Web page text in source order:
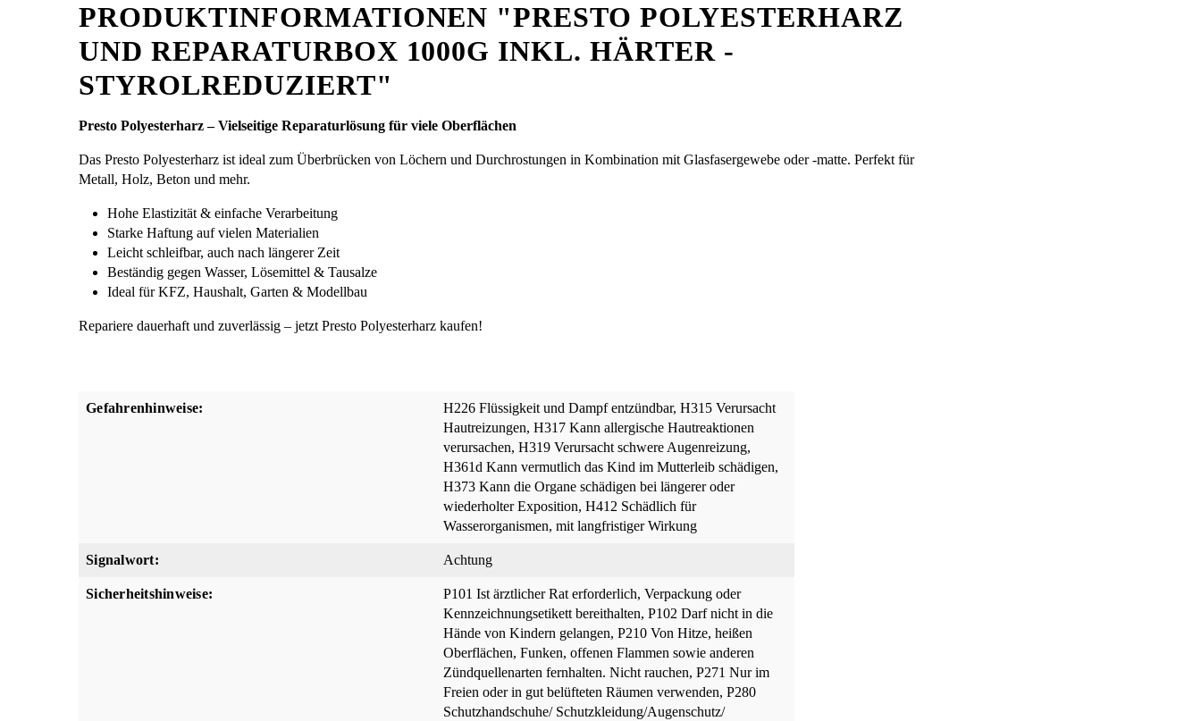
PRODUKTINFORMATIONEN "PRESTO POLYESTERHARZ
UND REPARATURBOX 1000G INKL. HÄRTER -
STYROLREDUZIERT"
Presto Polyesterharz – Vielseitige Reparaturlösung für viele Oberflächen
Das Presto Polyesterharz ist ideal zum Überbrücken von Löchern und Durchrostungen in Kombination mit Glasfasergewebe oder -matte. Perfekt für
Metall, Holz, Beton und mehr.
Hohe Elastizität & einfache Verarbeitung
Starke Haftung auf vielen Materialien
Leicht schleifbar, auch nach längerer Zeit
Beständig gegen Wasser, Lösemittel & Tausalze
Ideal für KFZ, Haushalt, Garten & Modellbau
Repariere dauerhaft und zuverlässig – jetzt Presto Polyesterharz kaufen!
Gefahrenhinweise: H226 Flüssigkeit und Dampf entzündbar, H315 Verursacht
Hautreizungen, H317 Kann allergische Hautreaktionen
verursachen, H319 Verursacht schwere Augenreizung,
H361d Kann vermutlich das Kind im Mutterleib schädigen,
H373 Kann die Organe schädigen bei längerer oder
wiederholter Exposition, H412 Schädlich für
Wasserorganismen, mit langfristiger Wirkung
Signalwort: Achtung
Sicherheitshinweise:
P101 Ist ärztlicher Rat erforderlich, Verpackung oder
Kennzeichnungsetikett bereithalten, P102 Darf nicht in die
Hände von Kindern gelangen, P210 Von Hitze, heißen
Oberflächen, Funken, offenen Flammen sowie anderen
Zündquellenarten fernhalten. Nicht rauchen, P271 Nur im
Freien oder in gut belüfteten Räumen verwenden, P280
Schutzhandschuhe/ Schutzkleidung/Augenschutz/